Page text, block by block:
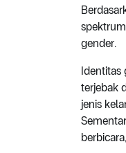
gender.
terjebak
jenis